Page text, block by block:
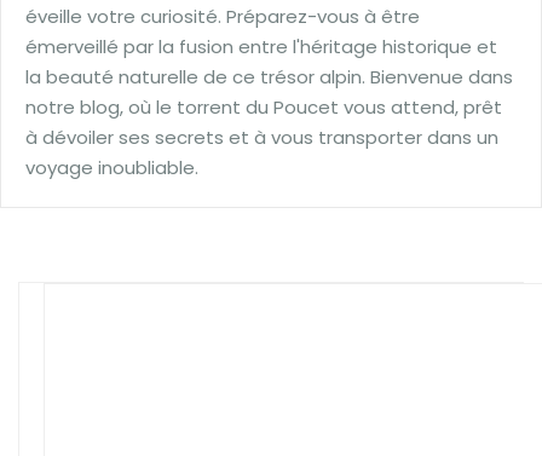
éveille votre curiosité. Préparez-vous à être
émerveillé par la fusion entre l'héritage historique et
la beauté naturelle de ce trésor alpin. Bienvenue dans
notre blog, où le torrent du Poucet vous attend, prêt
à dévoiler ses secrets et à vous transporter dans un
voyage inoubliable.